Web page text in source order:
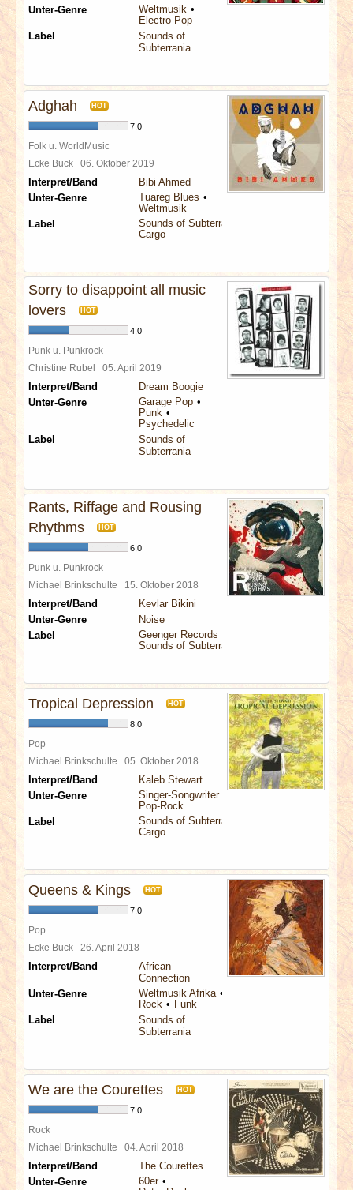
Unter-Genre
Weltmusik
Electro Pop
Label
Sounds of
Subterrania
Adghah HOT
7,0
Folk u. WorldMusic
Ecke Buck 06. Oktober 2019
Interpret/Band
Bibi Ahmed
Unter-Genre
Tuareg Blues
Weltmusik
Label
Sounds of Subterrania
Cargo
Sorry to disappoint all music
lovers
HOT
4,0
Punk u. Punkrock
Christine Rubel 05. April 2019
Interpret/Band
Dream Boogie
Unter-Genre
Garage Pop
Punk
Psychedelic
Label
Sounds of
Subterrania
Rants, Riffage and Rousing
Rhythms
HOT
6,0
Punk u. Punkrock
Michael Brinkschulte 15. Oktober 2018
Interpret/Band
Kevlar Bikini
Unter-Genre
Noise
Label
Geenger Records
Sounds of Subterrania
Tropical Depression HOT
8,0
Pop
Michael Brinkschulte 05. Oktober 2018
Interpret/Band
Kaleb Stewart
Unter-Genre
Singer-Songwriter
Pop-Rock
Label
Sounds of Subterrania
Cargo
Queens & Kings HOT
7,0
Pop
Ecke Buck 26. April 2018
Interpret/Band
African
Connection
Unter-Genre
Weltmusik Afrika
Rock
Funk
Label
Sounds of
Subterrania
We are the Courettes HOT
7,0
Rock
Michael Brinkschulte 04. April 2018
Interpret/Band
The Courettes
Unter-Genre
60er